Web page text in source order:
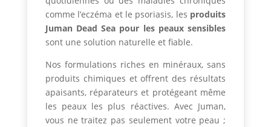
comme l’eczéma et le psoriasis, les produits
Juman Dead Sea pour les peaux sensibles
sont une solution naturelle et fiable.
Nos formulations riches en minéraux, sans
produits chimiques et offrent des résultats
apaisants, réparateurs et protégeant même
les peaux les plus réactives. Avec Juman,
vous ne traitez pas seulement votre peau ;